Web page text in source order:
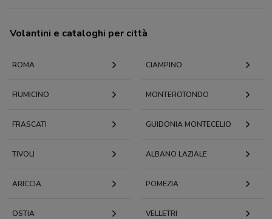
Volantini e cataloghi per città
ROMA CIAMPINO
FIUMICINO MONTEROTONDO
FRASCATI GUIDONIA MONTECELIO
TIVOLI ALBANO LAZIALE
ARICCIA POMEZIA
OSTIA VELLETRI